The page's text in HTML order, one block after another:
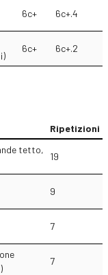
6c+ 6c+.4
6c+ 6c+.2
Ripetizioni
tetto,
19
9
7
7